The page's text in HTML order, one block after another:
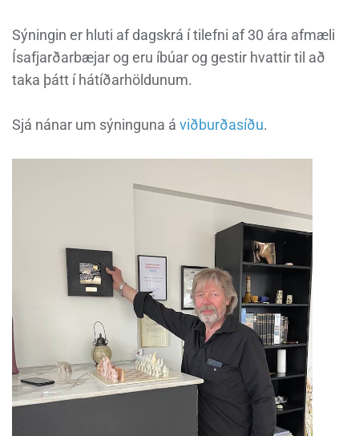
Sýningin er hluti af dagskrá í tilefni af 30 ára afmæli
Ísafjarðarbæjar og eru íbúar og gestir hvattir til að
taka þátt í hátíðarhöldunum.
Sjá nánar um sýninguna á viðburðasíðu.